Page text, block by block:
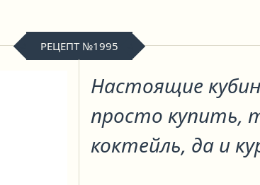
РЕЦЕПТ №1995
Настоящие
просто купить,
коктейль, да и